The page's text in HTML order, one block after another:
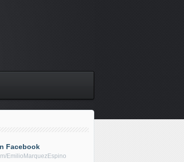
Facebook
EmilioMarquezEspino